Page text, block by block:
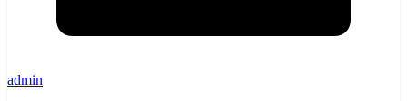
admin